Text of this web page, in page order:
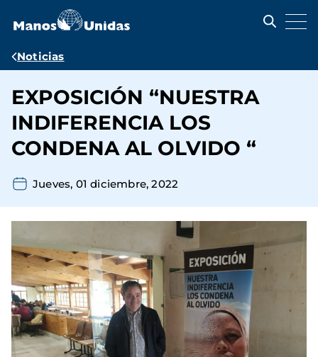
contenido
Ruta
navegación
Noticias
EXPOSICIÓN “NUESTRA
INDIFERENCIA LOS
CONDENA AL OLVIDO “
Jueves, 01 diciembre, 2022